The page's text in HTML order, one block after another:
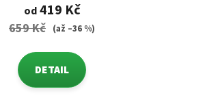
od419 Kč
659 Kč (až –36 %)
DETAIL